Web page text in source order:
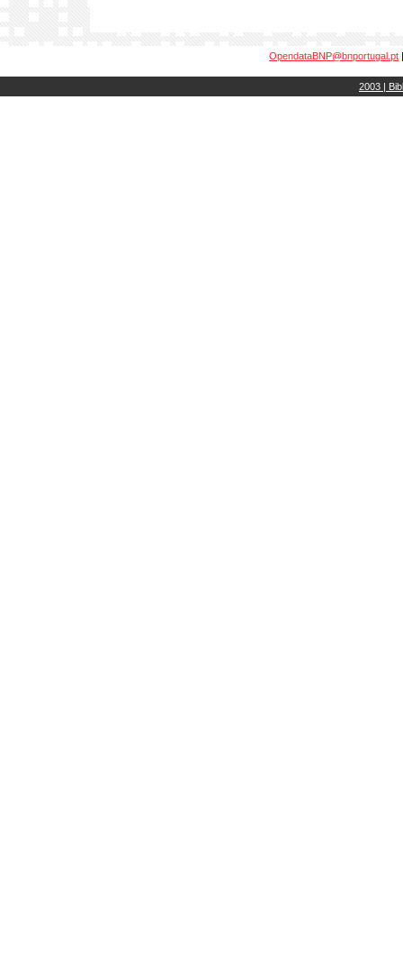
OpendataBNP@bnportugal.pt
2003 |